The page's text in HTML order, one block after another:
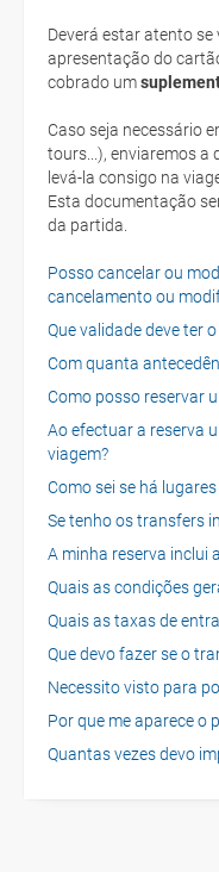
Deverá estar atento
apresentação do
cobrado um
Caso seja necessário
tours...), enviaremos a
levá-la consigo na
Esta documentação será será solicitada no
da partida.
Posso cancelar ou
cancelamento ou
Que validade deve ter
Com quanta
Como posso reservar
Ao efectuar a reserva
viagem?
Como sei se há
Se tenho os transfers
A minha reserva inclui
Quais as condições
Quais as taxas de
Que devo fazer se o
Necessito visto para
Por que me aparece o
Quantas vezes devo